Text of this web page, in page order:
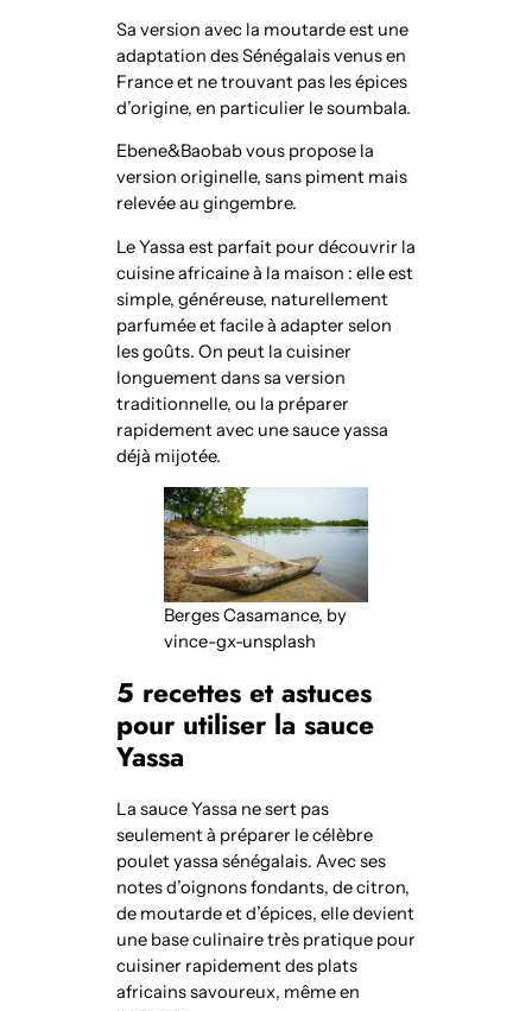
Sa version avec la moutarde est une
adaptation des Sénégalais venus en
France et ne trouvant pas les épices
d’origine, en particulier le soumbala.
Ebene&Baobab vous propose la
version originelle, sans piment mais
relevée au gingembre.
Le Yassa est parfait pour découvrir la
cuisine africaine à la maison : elle est
simple, généreuse, naturellement
parfumée et facile à adapter selon
les goûts. On peut la cuisiner
longuement dans sa version
traditionnelle, ou la préparer
rapidement avec une sauce yassa
déjà mijotée.
Berges Casamance, by
vince-gx-unsplash
5 recettes et astuces
pour utiliser la sauce
Yassa
La sauce Yassa ne sert pas
seulement à préparer le célèbre
poulet yassa sénégalais. Avec ses
notes d’oignons fondants, de citron,
de moutarde et d’épices, elle devient
une base culinaire très pratique pour
cuisiner rapidement des plats
africains savoureux, même en